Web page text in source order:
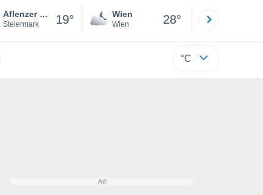
Aflenzer Bürgeralm
Steiermark 19° Wien
Wien 28°
°C